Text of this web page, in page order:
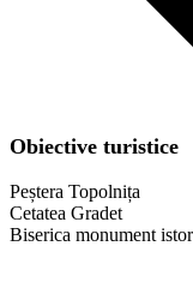
Obiective turistice
Peștera Topolnița
Cetatea Gradet
Biserica monument